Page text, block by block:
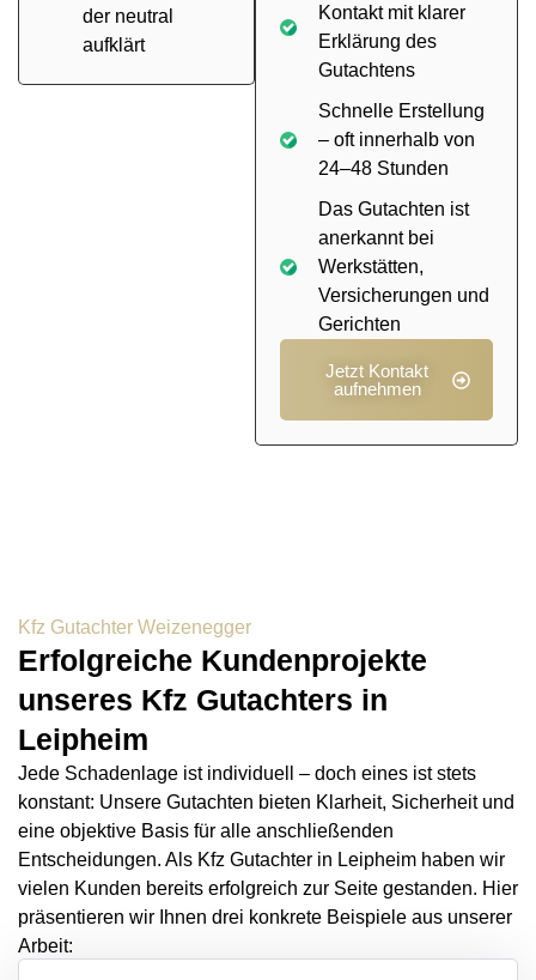
Kontakt mit klarer
Erklärung des
Gutachtens
Schnelle Erstellung
– oft innerhalb von
24–48 Stunden
Das Gutachten ist
anerkannt bei
Werkstätten,
Versicherungen und
Gerichten
Jetzt Kontakt
aufnehmen
der neutral
aufklärt
Kfz Gutachter Weizenegger
Erfolgreiche Kundenprojekte
unseres Kfz Gutachters in
Leipheim
Jede Schadenlage ist individuell – doch eines ist stets
konstant: Unsere Gutachten bieten Klarheit, Sicherheit und
eine objektive Basis für alle anschließenden
Entscheidungen. Als Kfz Gutachter in Leipheim haben wir
vielen Kunden bereits erfolgreich zur Seite gestanden. Hier
präsentieren wir Ihnen drei konkrete Beispiele aus unserer
Arbeit: